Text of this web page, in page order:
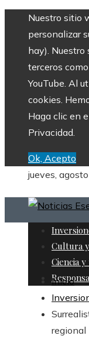
Nuestro sitio
personalizar
hay).
terceros
YouTube. Al
cookies.
Haga clic en
Privacidad.
Ok, Acepto
jueves,
Cultura
Ciencia
Inicio
regional